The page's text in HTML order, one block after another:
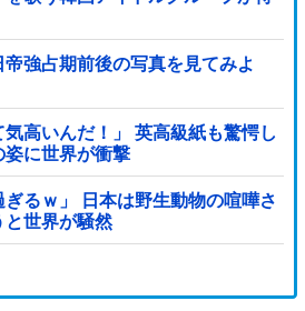
強占期前後の写真を見てみよ
高いんだ！」 英高級紙も驚愕し
姿に世界が衝撃
るｗ」 日本は野生動物の喧嘩さ
と世界が騒然